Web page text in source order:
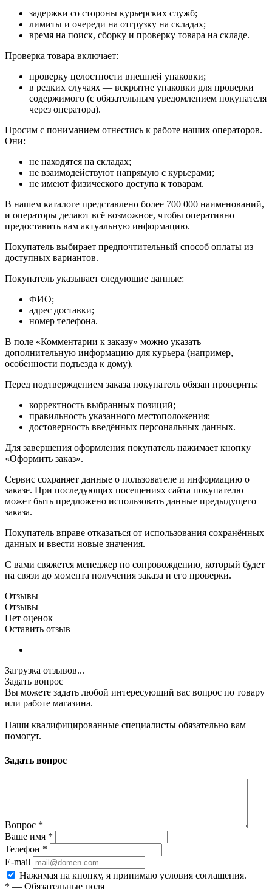
задержки со стороны курьерских служб;
лимиты и очереди на отгрузку на складах;
время на поиск, сборку и проверку товара на складе.
Проверка товара включает:
проверку целостности внешней упаковки;
в редких случаях — вскрытие упаковки для проверки
содержимого (с обязательным уведомлением покупателя
через оператора).
Просим с пониманием отнестись к работе наших операторов.
Они:
не находятся на складах;
не взаимодействуют напрямую с курьерами;
не имеют физического доступа к товарам.
В нашем каталоге представлено более 700 000 наименований,
и операторы делают всё возможное, чтобы оперативно
предоставить вам актуальную информацию.
Покупатель выбирает предпочтительный способ оплаты из
доступных вариантов.
Покупатель указывает следующие данные:
ФИО;
адрес доставки;
номер телефона.
В поле «Комментарии к заказу» можно указать
дополнительную информацию для курьера (например,
особенности подъезда к дому).
Перед подтверждением заказа покупатель обязан проверить:
корректность выбранных позиций;
правильность указанного местоположения;
достоверность введённых персональных данных.
Для завершения оформления покупатель нажимает кнопку
«Оформить заказ».
Сервис сохраняет данные о пользователе и информацию о
заказе. При последующих посещениях сайта покупателю
может быть предложено использовать данные предыдущего
заказа.
Покупатель вправе отказаться от использования сохранённых
данных и ввести новые значения.
С вами свяжется менеджер по сопровождению, который будет
на связи до момента получения заказа и его проверки.
Отзывы
Отзывы
Нет оценок
Оставить отзыв
Загрузка отзывов...
Задать вопрос
Вы можете задать любой интересующий вас вопрос по товару
или работе магазина.
Наши квалифицированные специалисты обязательно вам
помогут.
Задать вопрос
Вопрос *
Ваше имя *
Телефон *
E-mail
Нажимая на кнопку, я принимаю условия соглашения.
* — Обязательные поля